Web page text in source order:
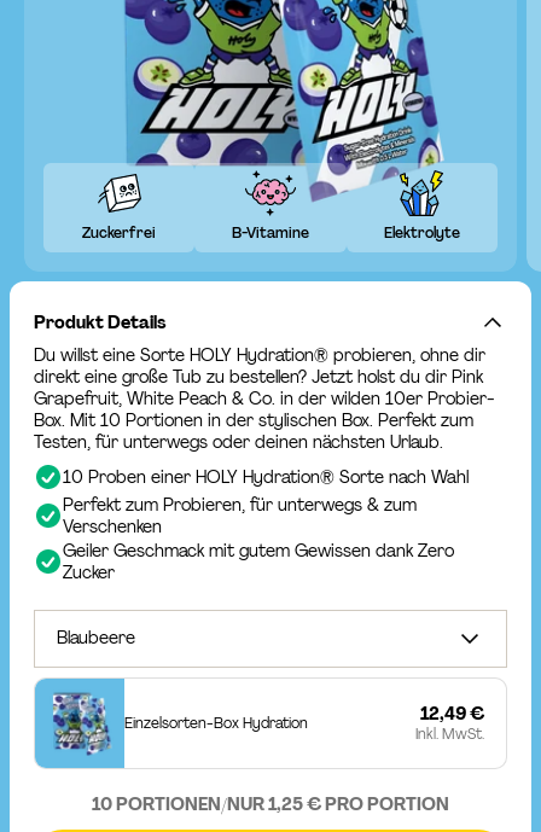
Zuckerfrei B-Vitamine Elektrolyte
Produkt Details
Du willst eine Sorte HOLY Hydration® probieren, ohne dir
direkt eine große Tub zu bestellen? Jetzt holst du dir Pink
Grapefruit, White Peach & Co. in der wilden 10er Probier-
Box. Mit 10 Portionen in der stylischen Box. Perfekt zum
Testen, für unterwegs oder deinen nächsten Urlaub.
10 Proben einer HOLY Hydration® Sorte nach Wahl
Perfekt zum Probieren, für unterwegs & zum
Verschenken
Geiler Geschmack mit gutem Gewissen dank Zero
Zucker
Blaubeere
Einzelsorten-Box Hydration 12,49 €
Inkl. MwSt.
10 PORTIONEN/NUR 1,25 € PRO PORTION